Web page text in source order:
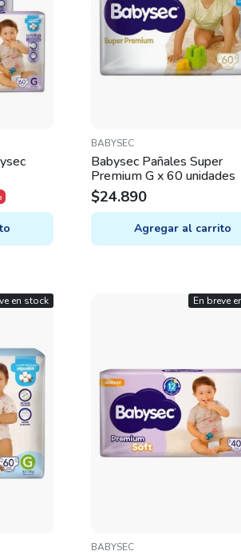
BABYSEC
Babysec Pañales Super
Premium G x 60 unidades
$24.890
Agregar al carrito
en stock
BABYSEC
En breve